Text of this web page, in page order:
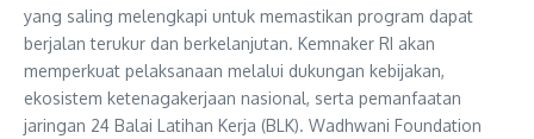
yang saling melengkapi untuk memastikan program dapat
berjalan terukur dan berkelanjutan. Kemnaker RI akan
memperkuat pelaksanaan melalui dukungan kebijakan,
ekosistem ketenagakerjaan nasional, serta pemanfaatan
jaringan 24 Balai Latihan Kerja (BLK). Wadhwani Foundation